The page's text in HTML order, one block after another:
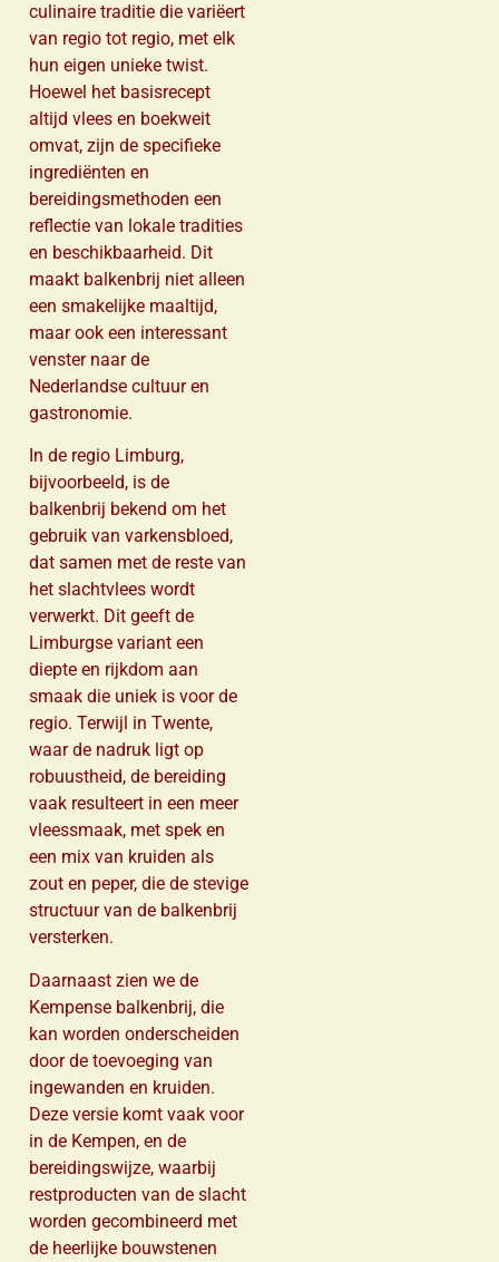
culinaire traditie die variëert
van regio tot regio, met elk
hun eigen unieke twist.
Hoewel het basisrecept
altijd vlees en boekweit
omvat, zijn de specifieke
ingrediënten en
bereidingsmethoden een
reflectie van lokale tradities
en beschikbaarheid. Dit
maakt balkenbrij niet alleen
een smakelijke maaltijd,
maar ook een interessant
venster naar de
Nederlandse cultuur en
gastronomie.
In de regio Limburg,
bijvoorbeeld, is de
balkenbrij bekend om het
gebruik van varkensbloed,
dat samen met de reste van
het slachtvlees wordt
verwerkt. Dit geeft de
Limburgse variant een
diepte en rijkdom aan
smaak die uniek is voor de
regio. Terwijl in Twente,
waar de nadruk ligt op
robuustheid, de bereiding
vaak resulteert in een meer
vleessmaak, met spek en
een mix van kruiden als
zout en peper, die de stevige
structuur van de balkenbrij
versterken.
Daarnaast zien we de
Kempense balkenbrij, die
kan worden onderscheiden
door de toevoeging van
ingewanden en kruiden.
Deze versie komt vaak voor
in de Kempen, en de
bereidingswijze, waarbij
restproducten van de slacht
worden gecombineerd met
de heerlijke bouwstenen